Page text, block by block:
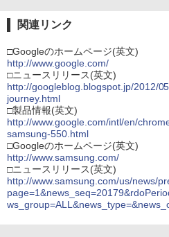
関連リンク
□Googleのホームページ(英文)
http://www.google.com/
□ニュースリリース(英文)
http://googleblog.blogspot.jp/2012/
journey.html
□製品情報(英文)
http://www.google.com/intl/en/
samsung-550.html
□Googleのホームページ(英文)
http://www.samsung.com/
□ニュースリリース(英文)
http://www.samsung.com/us/news/